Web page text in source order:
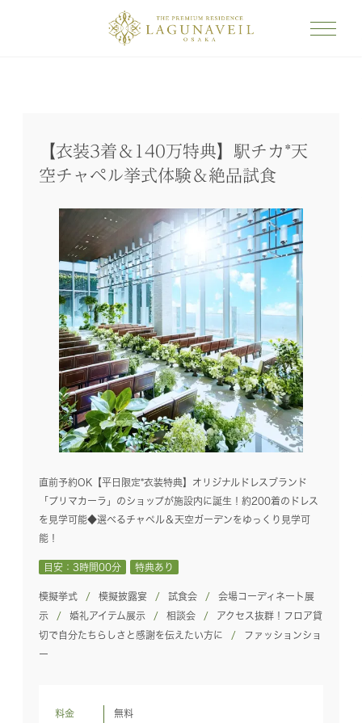
【衣装3着＆140万特典】駅チカ*天
空チャペル挙式体験＆絶品試食
直前予約OK【平日限定*衣装特典】オリジナルドレスブランド
「プリマカーラ」のショップが施設内に誕生！約200着のドレス
を見学可能◆選べるチャペル＆天空ガーデンをゆっくり見学可
能！
目安：3時間00分 特典あり
模擬挙式 模擬披露宴 試食会
会場コーディネート展
示
婚礼アイテム展示 相談会
アクセス抜群！フロア貸
切で自分たちらしさと感謝を伝えたい方に
ファッションショ
ー
料金 無料